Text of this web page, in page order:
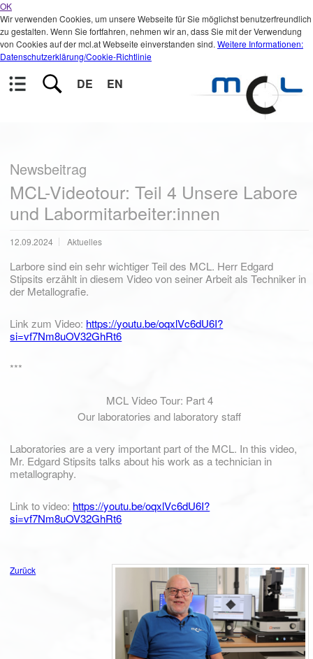
OK
Wir verwenden Cookies, um unsere Webseite für Sie möglichst benutzerfreundlich
zu gestalten. Wenn Sie fortfahren, nehmen wir an, dass Sie mit der Verwendung
von Cookies auf der mcl.at Webseite einverstanden sind. Weitere Informationen:
Datenschutzerklärung/Cookie-Richtlinie
DE EN
Newsbeitrag
MCL-Videotour: Teil 4 Unsere Labore
und Labormitarbeiter:innen
12.09.2024 Aktuelles
Larbore sind ein sehr wichtiger Teil des MCL. Herr Edgard
Stipsits erzählt in diesem Video von seiner Arbeit als Techniker in
der Metallografie.
Link zum Video: https://youtu.be/oqxlVc6dU6I?
si=vf7Nm8uOV32GhRt6
***
MCL Video Tour: Part 4
Our laboratories and laboratory staff
Laboratories are a very important part of the MCL. In this video,
Mr. Edgard Stipsits talks about his work as a technician in
metallography.
Link to video: https://youtu.be/oqxlVc6dU6I?
si=vf7Nm8uOV32GhRt6
Zurück